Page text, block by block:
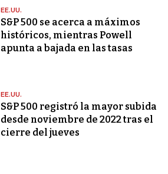
EE.UU.
S&P 500 se acerca a máximos
históricos, mientras Powell
apunta a bajada en las tasas
EE.UU.
S&P 500 registró la mayor subida
desde noviembre de 2022 tras el
cierre del jueves